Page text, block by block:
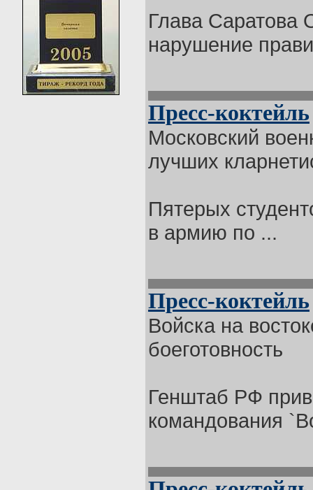
Глава Саратова
нарушение
Пресс-коктейль
Московский
лучших
Пятерых
в армию по ...
Пресс-коктейль
Войска на
боеготовность
Генштаб РФ
командования